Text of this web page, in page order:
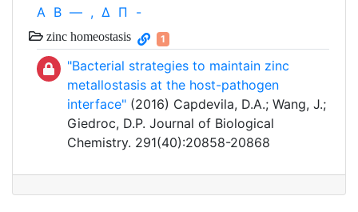
Α Β — , Δ Π -
zinc homeostasis 1
"Bacterial strategies to maintain zinc
metallostasis at the host-pathogen
interface" (2016) Capdevila, D.A.; Wang, J.;
Giedroc, D.P. Journal of Biological
Chemistry. 291(40):20858-20868